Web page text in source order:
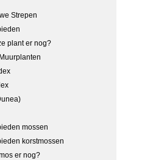
Strepen
plant er nog?
mossen
korstmossen
er nog?